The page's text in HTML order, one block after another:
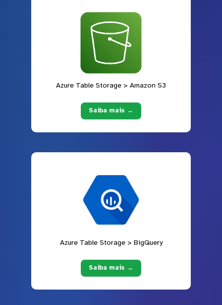
Azure Table Storage > Amazon S3
Saiba mais →
Azure Table Storage > BigQuery
Saiba mais →